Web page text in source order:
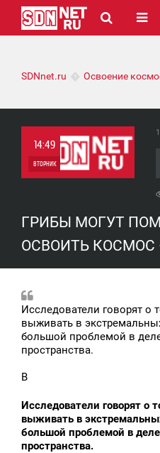
SDNnet.ru Освоение
14:49
ВТОРНИК
0
ГРИБЫ МОГУТ
ОСВОИТЬ КОСМОС
Исследователи говорят о
выживать в
большой проблемой в
пространства.
В
Исследователи говорят о
выживать в
большой проблемой в
пространства.